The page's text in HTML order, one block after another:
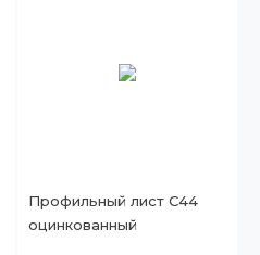
Профильный лист С44
оцинкованный